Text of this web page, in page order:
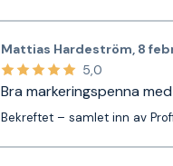
Mattias Hardeström, 8
5,0
Bra markeringspenna
Bekreftet – samlet inn av